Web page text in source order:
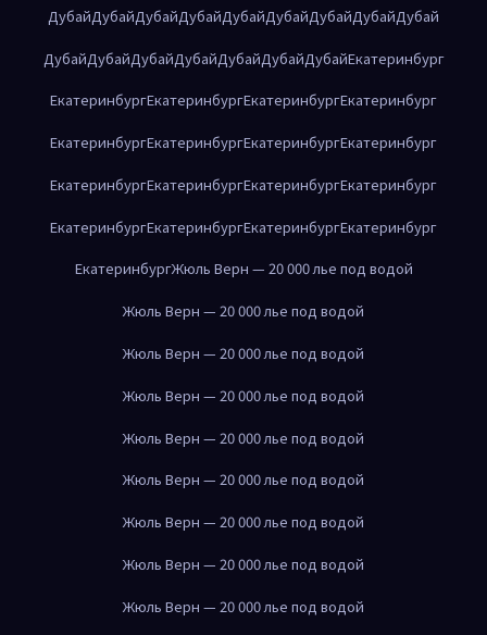
ДубайДубайДубайДубайДубайДубайДубайДубайДубай
ДубайДубайДубайДубайДубайДубайДубайЕкатеринбург
ЕкатеринбургЕкатеринбургЕкатеринбургЕкатеринбург
ЕкатеринбургЕкатеринбургЕкатеринбургЕкатеринбург
ЕкатеринбургЕкатеринбургЕкатеринбургЕкатеринбург
ЕкатеринбургЕкатеринбургЕкатеринбургЕкатеринбург
ЕкатеринбургЖюль Верн — 20 000 лье под водой
Жюль Верн — 20 000 лье под водой
Жюль Верн — 20 000 лье под водой
Жюль Верн — 20 000 лье под водой
Жюль Верн — 20 000 лье под водой
Жюль Верн — 20 000 лье под водой
Жюль Верн — 20 000 лье под водой
Жюль Верн — 20 000 лье под водой
Жюль Верн — 20 000 лье под водой